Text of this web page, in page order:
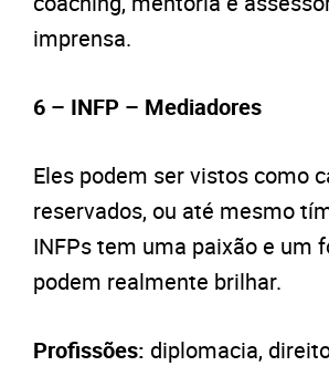
imprensa.
6 – INFP – Mediadores
Eles podem ser vistos como
reservados, ou até mesmo
INFPs tem uma paixão e um
podem realmente brilhar.
Profissões: diplomacia,